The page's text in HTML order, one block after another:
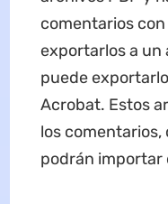
comentarios
exportarlos a un
puede
Acrobat. Estos
los
podrán importar